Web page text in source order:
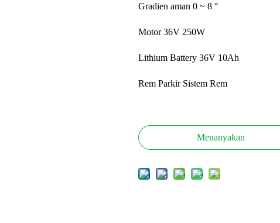
Gradien aman 0 ~ 8 °
Motor 36V 250W
Lithium Battery 36V 10Ah
Rem Parkir Sistem Rem
Menanyakan